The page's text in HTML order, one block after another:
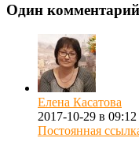
Один комментарий
Елена Касатова
2017-10-29 в 09:12
Постоянная